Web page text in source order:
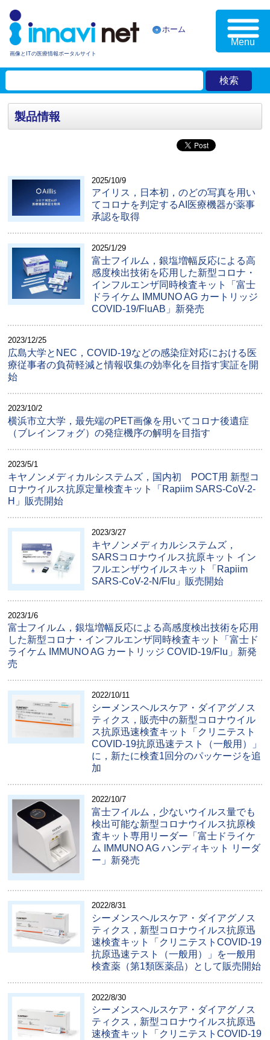
画像とITの医療情報ポータルサイト
ホーム
Menu
製品情報
2025/10/9
アイリス，日本初，のどの写真を用い
てコロナを判定するAI医療機器が薬事
承認を取得
2025/1/29
富士フイルム，銀塩増幅反応による高
感度検出技術を応用した新型コロナ・
インフルエンザ同時検査キット「富士
ドライケム IMMUNO AG カートリッジ
COVID-19/FluAB」新発売
2023/12/25
広島大学とNEC，COVID-19などの感染症対応における医
療従事者の負荷軽減と情報収集の効率化を目指す実証を開
始
2023/10/2
横浜市立大学，最先端のPET画像を用いてコロナ後遺症
（ブレインフォグ）の発症機序の解明を目指す
2023/5/1
キヤノンメディカルシステムズ，国内初 POCT用 新型コ
ロナウイルス抗原定量検査キット「Rapiim SARS-CoV-2-
H」販売開始
2023/3/27
キヤノンメディカルシステムズ，
SARSコロナウイルス抗原キット イン
フルエンザウイルスキット「Rapiim
SARS-CoV-2-N/Flu」販売開始
2023/1/6
富士フイルム，銀塩増幅反応による高感度検出技術を応用
した新型コロナ・インフルエンザ同時検査キット「富士ド
ライケム IMMUNO AG カートリッジ COVID-19/Flu」新発
売
2022/10/11
シーメンスヘルスケア・ダイアグノス
ティクス，販売中の新型コロナウイル
ス抗原迅速検査キット「クリニテスト
COVID-19抗原迅速テスト（一般用）」
に，新たに検査1回分のパッケージを追
加
2022/10/7
富士フイルム，少ないウイルス量でも
検出可能な新型コロナウイルス抗原検
査キット専用リーダー「富士ドライケ
ム IMMUNO AG ハンディキット リーダ
ー」新発売
2022/8/31
シーメンスヘルスケア・ダイアグノス
ティクス，新型コロナウイルス抗原迅
速検査キット「クリニテストCOVID-19
抗原迅速テスト（一般用）」を一般用
検査薬（第1類医薬品）として販売開始
2022/8/30
シーメンスヘルスケア・ダイアグノス
ティクス，新型コロナウイルス抗原迅
速検査キット「クリニテストCOVID-19